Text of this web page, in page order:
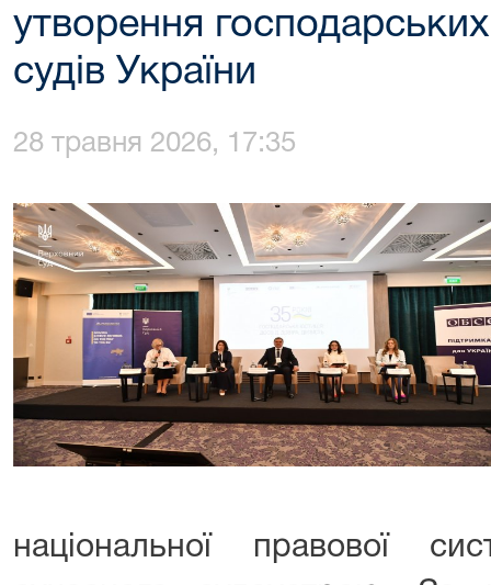
утворення
судів України
28 травня 2026, 17:35
національної правової